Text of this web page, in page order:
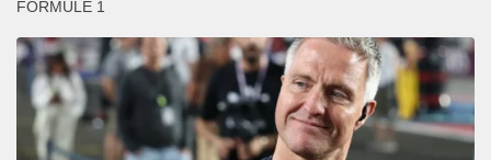
FORMULE 1